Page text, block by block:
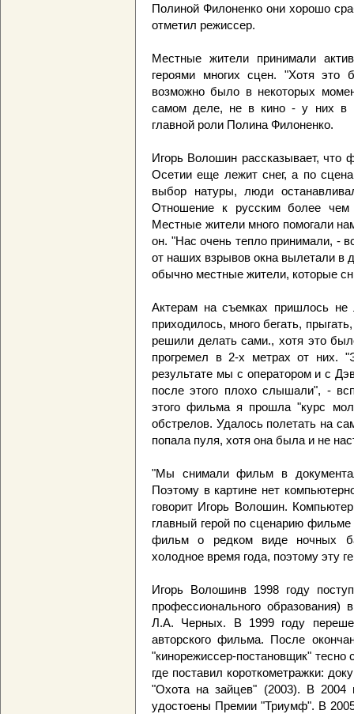
Полиной Филоненко они хорошо
отметил режиссер.
Местные жители принимали
героями многих сцен. "Хотя это
возможно было в некоторых
самом деле, не в кино - у них в
главной роли Полина Филоненко.
Игорь Волошин рассказывает,
Осетии еще лежит снег, а по
выбор натуры, люди
Отношение к русским более
Местные жители много помогали
он. "Нас очень тепло принимали, -
от наших взрывов окна вылетали в
обычно местные жители, которые
Актерам на съемках пришлось не
приходилось, много бегать,
решили делать сами., хотя это
прогремел в 2-х метрах от них.
результате мы с оператором и с
после этого плохо слышали", -
этого фильма я прошла "курс
обстрелов. Удалось полетать на
попала пуля, хотя она была и не
"Мы снимали фильм в
Поэтому в картине нет
говорит Игорь Волошин.
главный герой по сценарию
фильм о редком виде ночных
холодное время года, поэтому эту
Игорь Волошинв 1998 году
профессионального
Л.А. Черных. В 1999 году
авторского фильма. После
"кинорежиссер-постановщик" тесно
где поставил короткометражки:
"Охота на зайцев" (2003). В
удостоены Премии "Триумф". В